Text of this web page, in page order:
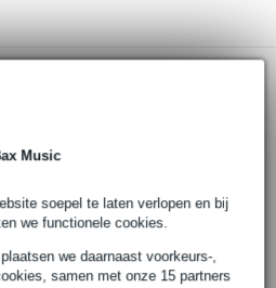
Music
soepel te laten verlopen en bij
we functionele cookies.
we daarnaast voorkeurs-,
samen met onze 15 partners
buis
51 mm